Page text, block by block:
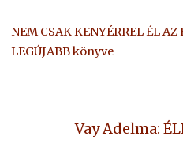
NEM CSAK KENYÉRREL ÉL
LEGÚJABB könyve
Vay Adelma: